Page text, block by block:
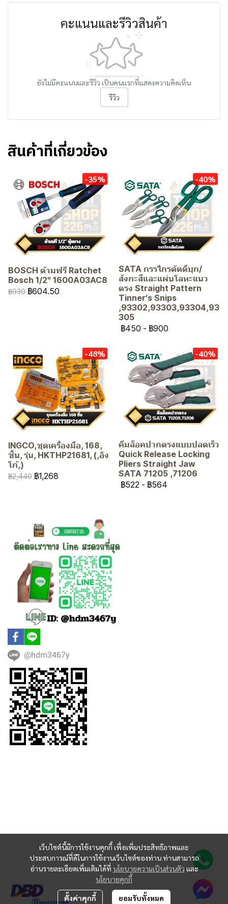
คะแนนและรีวิวสินค้า
ยังไม่มีคะแนนและรีวิว เป็นคนแรกที่แสดงความคิดเห็น
รีวิว
สินค้าที่เกี่ยวข้อง
-35%
BOSCH ด้ามฟรี Ratchet
Bosch 1/2" 1600A03AC8
฿930 ฿604.50
-40%
SATA กรรไกรตัดดีบุก/
สังกะสีและแผ่นโลหะแนว
ตรง Straight Pattern
Tinner's Snips
,93302,93303,93304,93
305
฿450 - ฿900
-48%
INGCO,ชุดเครื่องมือ, 168,
ชิ้น, รุ่น, HKTHP21681, (,อิง
โก้,)
฿2,440 ฿1,268
-40%
คีมล็อคปากตรงแบบปลดเร็ว
Quick Release Locking
Pliers Straight Jaw
SATA 71205 ,71206
฿522 - ฿564
เว็บไซต์นี้มีการใช้งานคุกกี้ เพื่อเพิ่มประสิทธิภาพและ
ประสบการณ์ที่ดีในการใช้งานเว็บไซต์ของท่าน ท่านสามารถ
อ่านรายละเอียดเพิ่มเติมได้ที่ นโยบายความเป็นส่วนตัว และ
นโยบายคุกกี้
ตั้งค่าคุกกี้ ยอมรับทั้งหมด
@hdm3467y